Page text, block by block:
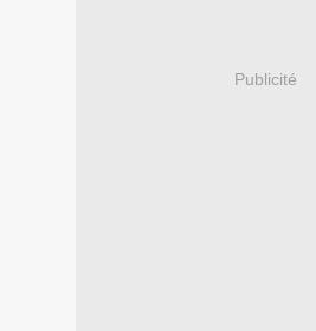
Publicité